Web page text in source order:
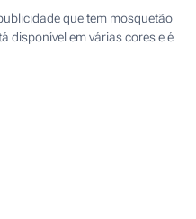
que tem mosquetão
disponível em várias cores e é